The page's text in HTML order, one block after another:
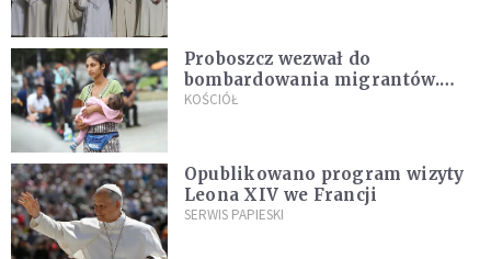
Proboszcz wezwał do
bombardowania migrantów.
"Masowy ogień przeciwko
KOŚCIÓŁ
Opublikowano program wizyty
Leona XIV we Francji
SERWIS PAPIESKI